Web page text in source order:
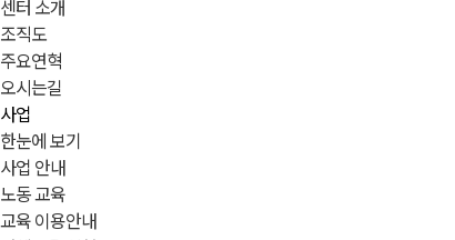
센터 소개
조직도
주요연혁
오시는길
사업
한눈에 보기
사업 안내
노동 교육
교육 이용안내